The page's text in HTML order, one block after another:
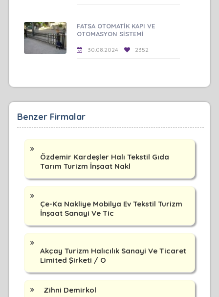
FATSA OTOMATİK KAPI VE
OTOMASYON SİSTEMİ
30.08.2024 2352
Benzer Firmalar
Özdemir Kardeşler Halı Tekstil Gıda
Tarım Turizm İnşaat Nakl
Çe-Ka Nakliye Mobilya Ev Tekstil Turizm
İnşaat Sanayi Ve Tic
Akçay Turizm Halıcılık Sanayi Ve Ticaret
Limited Şirketi / O
Zihni Demirkol